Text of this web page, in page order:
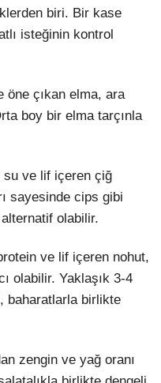
biri. Bir kase
isteğinin kontrol
öne çıkan elma, ara
boy bir elma tarçınla
su ve lif içeren çiğ
sayesinde cips gibi
olabilir.
ve lif içeren nohut,
olabilir. Yaklaşık 3-4
baharatlarla birlikte
zengin ve yağ oranı